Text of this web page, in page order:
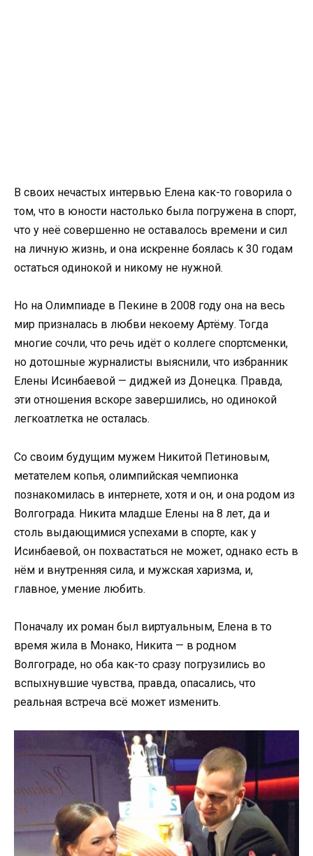
В своих нечастых интервью Елена как-то говорила о
том, что в юности настолько была погружена в спорт,
что у неё совершенно не оставалось времени и сил
на личную жизнь, и она искренне боялась к 30 годам
остаться одинокой и никому не нужной.
Но на Олимпиаде в Пекине в 2008 году она на весь
мир призналась в любви некоему Артёму. Тогда
многие сочли, что речь идёт о коллеге спортсменки,
но дотошные журналисты выяснили, что избранник
Елены Исинбаевой — диджей из Донецка. Правда,
эти отношения вскоре завершились, но одинокой
легкоатлетка не осталась.
Со своим будущим мужем Никитой Петиновым,
метателем копья, олимпийская чемпионка
познакомилась в интернете, хотя и он, и она родом из
Волгограда. Никита младше Елены на 8 лет, да и
столь выдающимися успехами в спорте, как у
Исинбаевой, он похвастаться не может, однако есть в
нём и внутренняя сила, и мужская харизма, и,
главное, умение любить.
Поначалу их роман был виртуальным, Елена в то
время жила в Монако, Никита — в родном
Волгограде, но оба как-то сразу погрузились во
вспыхнувшие чувства, правда, опасались, что
реальная встреча всё может изменить.